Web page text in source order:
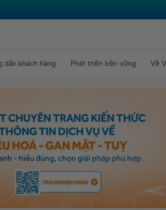
dẫn khách hàng Phát triển bền vững Về